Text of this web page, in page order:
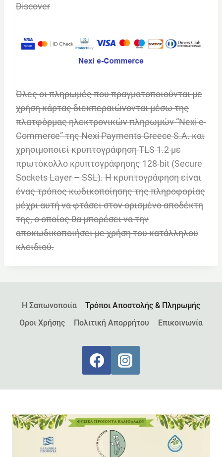
Discover
Όλες οι πληρωμές που πραγματοποιούνται με
χρήση κάρτας διεκπεραιώνονται μέσω της
πλατφόρμας ηλεκτρονικών πληρωμών “Nexi e-
Commerce” της Nexi Payments Greece S.A. και
χρησιμοποιεί κρυπτογράφηση TLS 1.2 με
πρωτόκολλο κρυπτογράφησης 128-bit (Secure
Sockets Layer – SSL). Η κρυπτογράφηση είναι
ένας τρόπος κωδικοποίησης της πληροφορίας
μέχρι αυτή να φτάσει στον ορισμένο αποδέκτη
της, ο οποίος θα μπορέσει να την
αποκωδικοποιήσει με χρήση του κατάλληλου
κλειδιού.
Η Σαπωνοποιία
Τρόποι Αποστολής & Πληρωμής
Οροι Χρήσης
Πολιτική Απορρήτου Επικοινωνία